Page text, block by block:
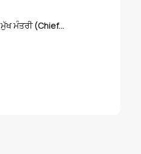
ਮੰਤਰੀ (Chief...